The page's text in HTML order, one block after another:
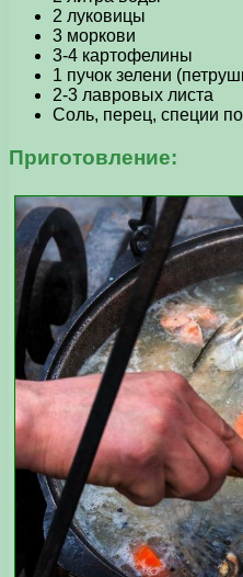
2 луковицы
3 моркови
3-4 картофелины
1 пучок зелени
2-3 лавровых листа
Соль, перец, специи по
Приготовление: